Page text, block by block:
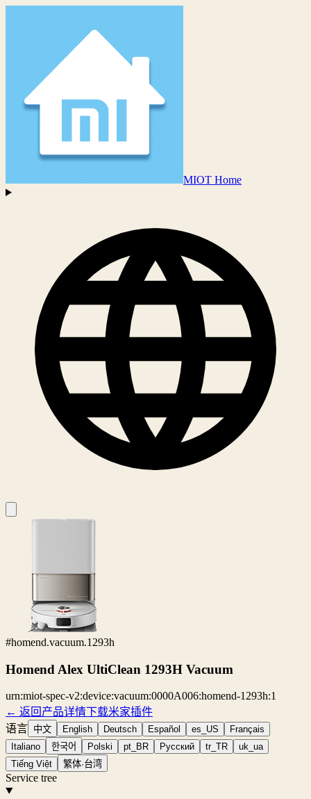
MIOT Home
#homend.vacuum.1293h
Homend Alex UltiClean 1293H Vacuum
urn:miot-spec-v2:device:vacuum:0000A006:homend-1293h:1
← 返回产品详情下载米家插件
语言 中文 English Deutsch Español es_US
Français
Italiano
한국어 Polski pt_BR Русский tr_TR
uk_ua
Tiếng Việt
繁体·台湾
Service tree